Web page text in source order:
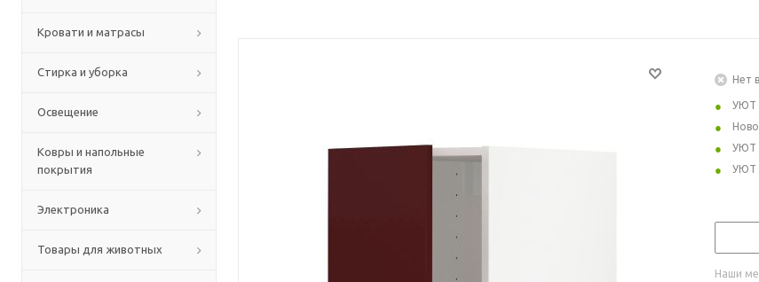
Кровати и матрасы
Стирка и уборка
Освещение
Ковры и напольные
покрытия
Электроника
Товары для животных
Нет
УЮТ
УЮТ
УЮТ
Наши